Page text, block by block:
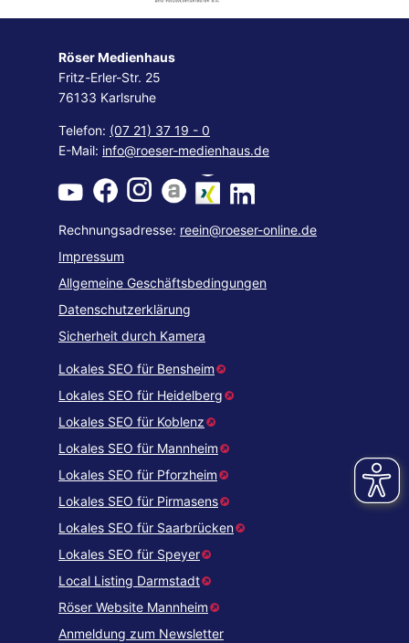
Röser Medienhaus
Fritz-Erler-Str. 25
76133 Karlsruhe
Telefon: (07 21) 37 19 - 0
E-Mail: info@roeser-medienhaus.de
Rechnungsadresse: reein@roeser-online.de
Impressum
Allgemeine Geschäftsbedingungen
Datenschutzerklärung
Sicherheit durch Kamera
Lokales SEO für Bensheim
Lokales SEO für Heidelberg
Lokales SEO für Koblenz
Lokales SEO für Mannheim
Lokales SEO für Pforzheim
Lokales SEO für Pirmasens
Lokales SEO für Saarbrücken
Lokales SEO für Speyer
Local Listing Darmstadt
Röser Website Mannheim
Anmeldung zum Newsletter